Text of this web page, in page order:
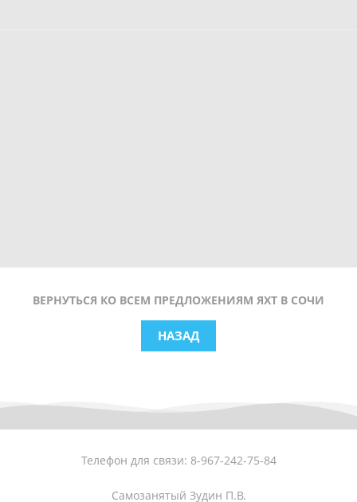
ВЕРНУТЬСЯ КО ВСЕМ ПРЕДЛОЖЕНИЯМ ЯХТ В СОЧИ
НАЗАД
Телефон для связи: 8-967-242-75-84
Самозанятый Зудин П.В.